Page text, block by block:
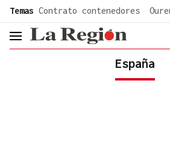
Temas Contrato contenedores
header.menu.open
España